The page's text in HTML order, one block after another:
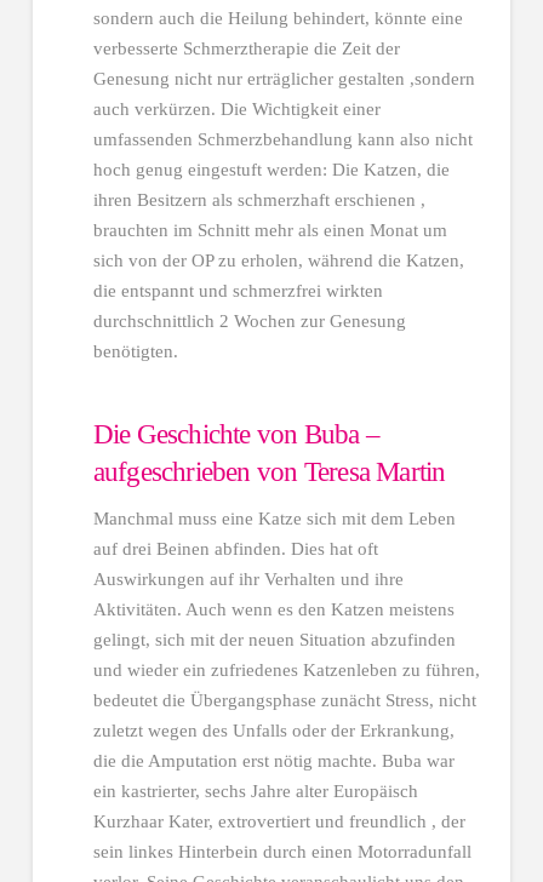
sondern auch die Heilung behindert, könnte eine
verbesserte Schmerztherapie die Zeit der
Genesung nicht nur erträglicher gestalten ,sondern
auch verkürzen. Die Wichtigkeit einer
umfassenden Schmerzbehandlung kann also nicht
hoch genug eingestuft werden: Die Katzen, die
ihren Besitzern als schmerzhaft erschienen ,
brauchten im Schnitt mehr als einen Monat um
sich von der OP zu erholen, während die Katzen,
die entspannt und schmerzfrei wirkten
durchschnittlich 2 Wochen zur Genesung
benötigten.
Die Geschichte von Buba –
aufgeschrieben von Teresa Martin
Manchmal muss eine Katze sich mit dem Leben
auf drei Beinen abfinden. Dies hat oft
Auswirkungen auf ihr Verhalten und ihre
Aktivitäten. Auch wenn es den Katzen meistens
gelingt, sich mit der neuen Situation abzufinden
und wieder ein zufriedenes Katzenleben zu führen,
bedeutet die Übergangsphase zunächt Stress, nicht
zuletzt wegen des Unfalls oder der Erkrankung,
die die Amputation erst nötig machte. Buba war
ein kastrierter, sechs Jahre alter Europäisch
Kurzhaar Kater, extrovertiert und freundlich , der
sein linkes Hinterbein durch einen Motorradunfall